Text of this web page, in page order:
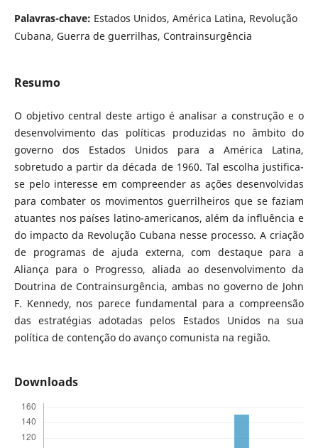
Palavras-chave: Estados Unidos, América Latina, Revolução
Cubana, Guerra de guerrilhas, Contrainsurgência
Resumo
O objetivo central deste artigo é analisar a construção e o
desenvolvimento das políticas produzidas no âmbito do
governo dos Estados Unidos para a América Latina,
sobretudo a partir da década de 1960. Tal escolha justifica-
se pelo interesse em compreender as ações desenvolvidas
para combater os movimentos guerrilheiros que se faziam
atuantes nos países latino-americanos, além da influência e
do impacto da Revolução Cubana nesse processo. A criação
de programas de ajuda externa, com destaque para a
Aliança para o Progresso, aliada ao desenvolvimento da
Doutrina de Contrainsurgência, ambas no governo de John
F. Kennedy, nos parece fundamental para a compreensão
das estratégias adotadas pelos Estados Unidos na sua
política de contenção do avanço comunista na região.
Downloads